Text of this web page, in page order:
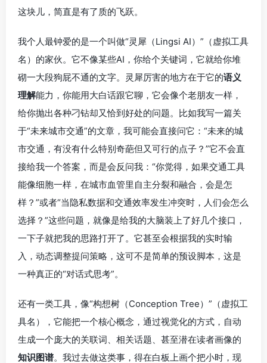
这块儿，简直是有了质的飞跃。
我个人最钟爱的是一个叫做“灵犀（Lingsi AI）”（虚拟工具
名）的家伙。它不像某些AI，你给个关键词，它就给你堆
砌一大段狗屁不通的文字。灵犀厉害的地方在于它的语义
理解能力，你能用大白话跟它聊，它会像个老朋友一样，
给你抛出各种刁钻却又恰到好处的问题。比如我写一篇关
于“未来城市交通”的文章，我可能会直接问它：“未来的城
市交通，有没有什么特别奇葩但又可行的点子？”它不会直
接给我一个答案，而是会反问我：“你觉得，如果交通工具
能像细胞一样，在城市血管里自主分裂和融合，会是怎
样？”或者“当隐私数据和交通效率发生冲突时，人们会怎么
选择？”这些问题，就像是给我的大脑装上了好几个接口，
一下子就把我的思路打开了。它甚至会根据我的实时输
入，动态调整提问策略，这可不是简单的预设脚本，这是
一种真正的“对话式思考”。
还有一类工具，像“构想树（Conception Tree）”（虚拟工
具名），它能把一个核心概念，通过视觉化的方式，自动
生成一个庞大的关联词、相关话题、甚至潜在读者画像的
知识图谱。我过去做这类事，得在白板上画个把小时，现